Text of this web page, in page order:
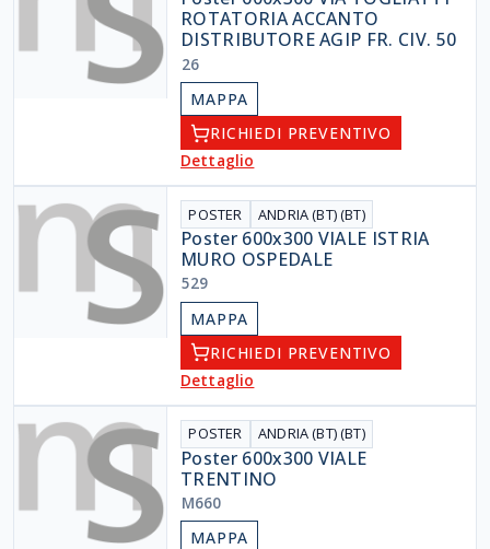
ROTATORIA ACCANTO
DISTRIBUTORE AGIP FR. CIV. 50
26
MAPPA
RICHIEDI PREVENTIVO
Dettaglio
POSTER ANDRIA (BT) (BT)
Poster 600x300 VIALE ISTRIA
MURO OSPEDALE
529
MAPPA
RICHIEDI PREVENTIVO
Dettaglio
POSTER ANDRIA (BT) (BT)
Poster 600x300 VIALE
TRENTINO
M660
MAPPA